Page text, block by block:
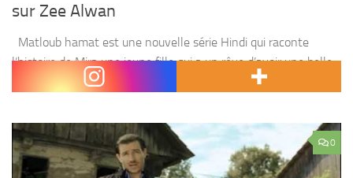
sur Zee Alwan
Matloub hamat est une nouvelle série Hindi qui raconte
l’histoire de Mira une jeune fille qui a un rêve d’avoir une belle
mère , comme toutes les filles de son age . Est-ce...
0